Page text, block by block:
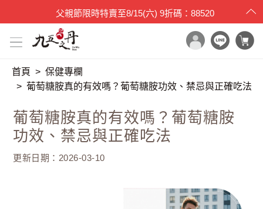
父親節限時特賣至8/15(六) 9折碼：88520
x
目錄一覽
所有產品
世界品質評鑑
首頁
保健專欄
葡萄糖胺真的有效嗎？葡萄糖胺功效、禁忌與正確吃法
葡萄糖胺真的有效嗎？葡萄糖胺
功效、禁忌與正確吃法
更新日期：2026-03-10